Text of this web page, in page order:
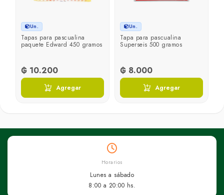
Un.
Tapas para pascualina
paquete Edward 450 gramos
₲ 10.200
Agregar
Un.
Tapa para pascualina
Superseis 500 gramos
₲ 8.000
Agregar
Horarios
Lunes a sábado
8:00 a 20:00 hs.